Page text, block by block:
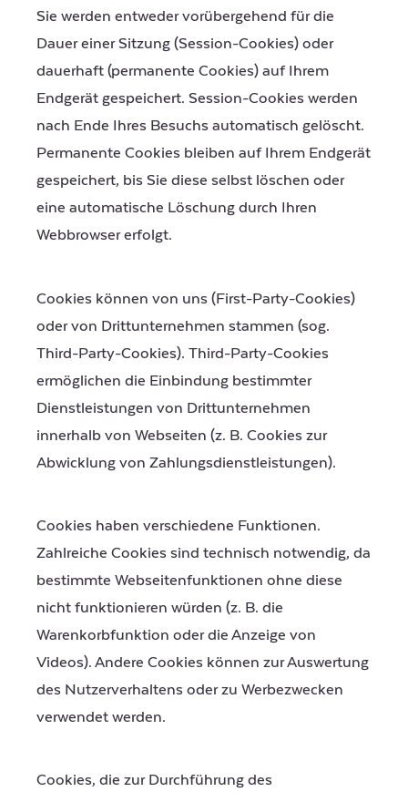
Sie werden entweder vorübergehend für die
Dauer einer Sitzung (Session-Cookies) oder
dauerhaft (permanente Cookies) auf Ihrem
Endgerät gespeichert. Session-Cookies werden
nach Ende Ihres Besuchs automatisch gelöscht.
Permanente Cookies bleiben auf Ihrem Endgerät
gespeichert, bis Sie diese selbst löschen oder
eine automatische Löschung durch Ihren
Webbrowser erfolgt.
Cookies können von uns (First-Party-Cookies)
oder von Drittunternehmen stammen (sog.
Third-Party-Cookies). Third-Party-Cookies
ermöglichen die Einbindung bestimmter
Dienstleistungen von Drittunternehmen
innerhalb von Webseiten (z. B. Cookies zur
Abwicklung von Zahlungsdienstleistungen).
Cookies haben verschiedene Funktionen.
Zahlreiche Cookies sind technisch notwendig, da
bestimmte Webseitenfunktionen ohne diese
nicht funktionieren würden (z. B. die
Warenkorbfunktion oder die Anzeige von
Videos). Andere Cookies können zur Auswertung
des Nutzerverhaltens oder zu Werbezwecken
verwendet werden.
Cookies, die zur Durchführung des